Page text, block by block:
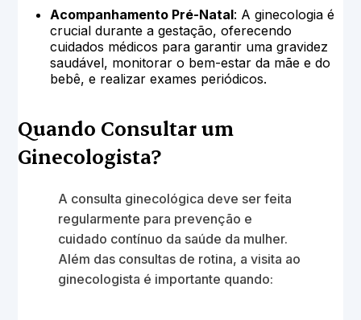
Acompanhamento Pré-Natal: A ginecologia é
crucial durante a gestação, oferecendo
cuidados médicos para garantir uma gravidez
saudável, monitorar o bem-estar da mãe e do
bebê, e realizar exames periódicos.
Quando Consultar um
Ginecologista?
A consulta ginecológica deve ser feita
regularmente para prevenção e
cuidado contínuo da saúde da mulher.
Além das consultas de rotina, a visita ao
ginecologista é importante quando: